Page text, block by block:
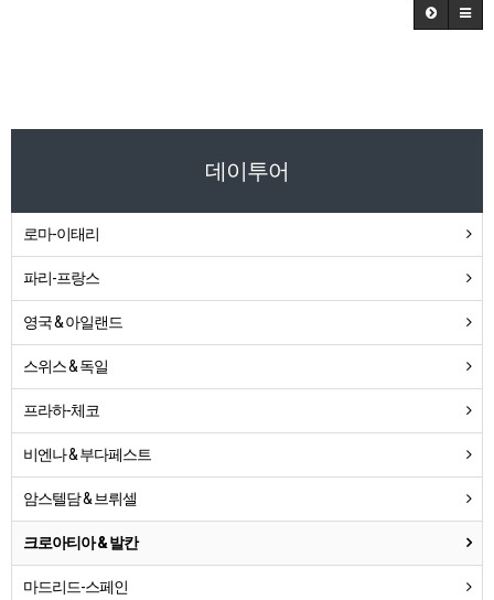
데이투어
로마-이태리
파리-프랑스
영국 & 아일랜드
스위스 & 독일
프라하-체코
비엔나 & 부다페스트
암스텔담 & 브뤼셀
크로아티아 & 발칸
마드리드-스페인